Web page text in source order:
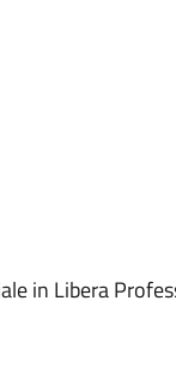
in Libera